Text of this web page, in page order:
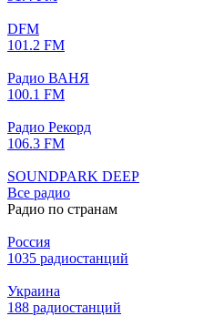
DFM
101.2 FM
Радио ВАНЯ
100.1 FM
Радио Рекорд
106.3 FM
SOUNDPARK DEEP
Все радио
Радио по странам
Россия
1035 радиостанций
Украина
188 радиостанций